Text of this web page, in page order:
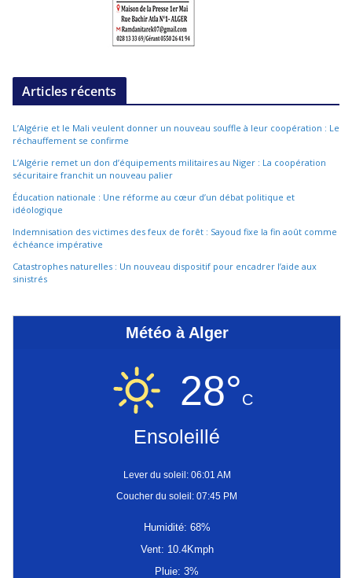
Articles récents
L’Algérie et le Mali veulent donner un nouveau souffle à leur coopération : Le
réchauffement se confirme
L’Algérie remet un don d’équipements militaires au Niger : La coopération
sécuritaire franchit un nouveau palier
Éducation nationale : Une réforme au cœur d’un débat politique et
idéologique
Indemnisation des victimes des feux de forêt : Sayoud fixe la fin août comme
échéance impérative
Catastrophes naturelles : Un nouveau dispositif pour encadrer l’aide aux
sinistrés
Météo à Alger
28°C
Ensoleillé
Lever du soleil: 06:01 AM
Coucher du soleil: 07:45 PM
Humidité: 68%
Vent: 10.4Kmph
Pluie: 3%